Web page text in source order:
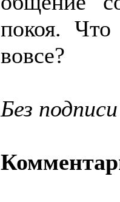
покоя.
вовсе?
Без подписи